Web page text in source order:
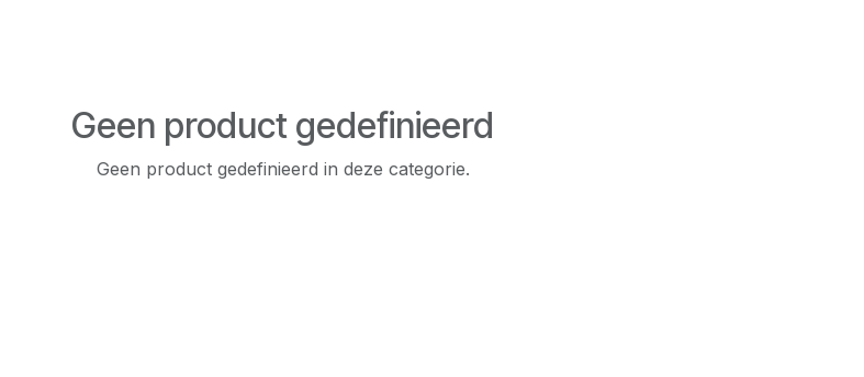
Geen product gedefinieerd
Geen product gedefinieerd in deze categorie.